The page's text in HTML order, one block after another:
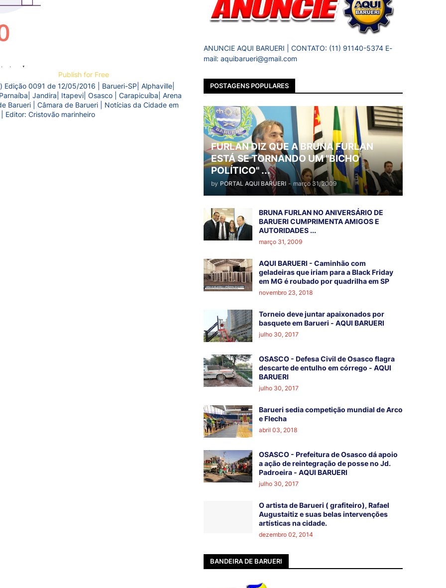
Publish for Free
Edição 0091 de 12/05/2016 | Barueri-SP| Alphaville|
Jandira| Itapevi| Osasco | Carapicuíba| Arena
Barueri | Câmara de Barueri | Notícias da Cidade em
Editor: Cristovão marinheiro
ANUNCIE AQUI BARUERI | CONTATO: (11) 91140-5374 E-
mail: aquibarueri@gmail.com
POSTAGENS POPULARES
FURLAN DIZ QUE A BRUNA FURLAN
ESTÁ SE TORNANDO UM "BICHO
POLÍTICO" ...
by PORTAL AQUI BARUERI - março 31, 2009
BRUNA FURLAN NO ANIVERSÁRIO DE
BARUERI CUMPRIMENTA AMIGOS E
AUTORIDADES ...
março 31, 2009
AQUI BARUERI - Caminhão com
geladeiras que iriam para a Black Friday
em MG é roubado por quadrilha em SP
novembro 23, 2018
Torneio deve juntar apaixonados por
basquete em Barueri - AQUI BARUERI
julho 30, 2017
OSASCO - Defesa Civil de Osasco flagra
descarte de entulho em córrego - AQUI
BARUERI
julho 30, 2017
Barueri sedia competição mundial de Arco
e Flecha
abril 03, 2018
OSASCO - Prefeitura de Osasco dá apoio
a ação de reintegração de posse no Jd.
Padroeira - AQUI BARUERI
julho 30, 2017
O artista de Barueri ( grafiteiro), Rafael
Augustaitiz e suas belas intervenções
artísticas na cidade.
dezembro 02, 2014
BANDEIRA DE BARUERI